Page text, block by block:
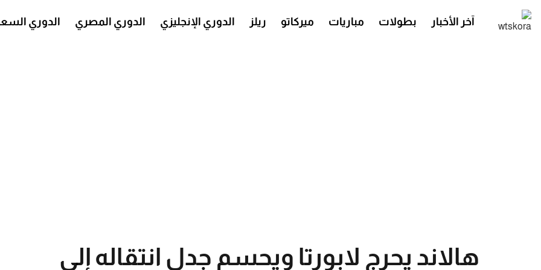
آخر الأخبار بطولات مباريات ميركاتو ريلز الدوري الإنجليزي الدوري المصري الدوري
هالاند يحرج لابورتا ويحسم جدل انتقاله إلى